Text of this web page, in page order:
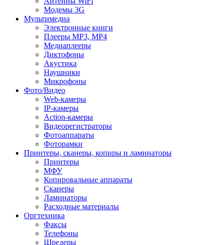
Модемы 3G
Мультимедиа
Электронные книги
Плееры MP3, MP4
Медиаплееры
Диктофоны
Акустика
Наушники
Микрофоны
Фото/Видео
Web-камеры
IP-камеры
Action-камеры
Видеорегистраторы
Фотоаппараты
Фоторамки
Принтеры, сканеры, копиры и ламинаторы
Принтеры
МФУ
Копировальные аппараты
Сканеры
Ламинаторы
Расходные материалы
Оргтехника
Факсы
Телефоны
Шредеры